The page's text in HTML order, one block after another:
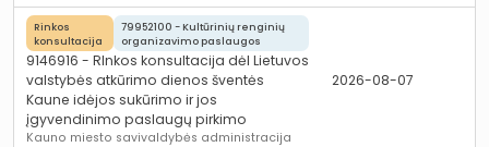
Rinkos
konsultacija
79952100 - Kultūrinių renginių
organizavimo paslaugos
9146916 - RInkos konsultacija dėl Lietuvos
valstybės atkūrimo dienos šventės
Kaune idėjos sukūrimo ir jos
įgyvendinimo paslaugų pirkimo
Kauno miesto savivaldybės administracija
2026-08-07